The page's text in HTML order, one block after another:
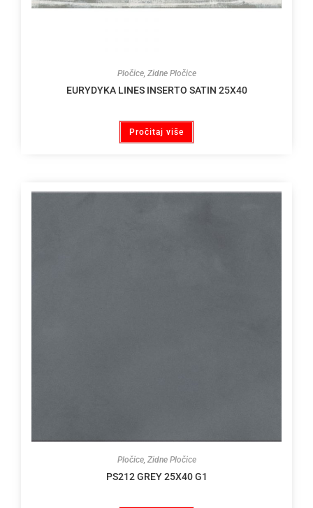
Pločice, Zidne Pločice
EURYDYKA LINES INSERTO SATIN 25X40
Pročitaj više
Pločice, Zidne Pločice
PS212 GREY 25X40 G1